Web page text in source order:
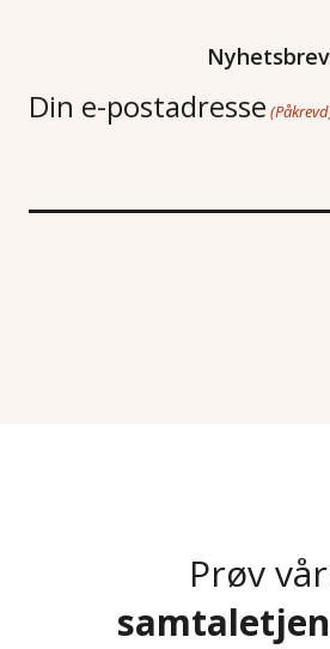
Nyhetsbrev
Din e-postadresse
Prøv